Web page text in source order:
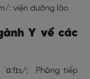
: viện dưỡng lão
Y về các
/: Phòng tiếp